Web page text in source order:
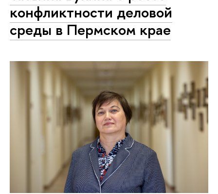
конфликтности деловой
среды в Пермском крае